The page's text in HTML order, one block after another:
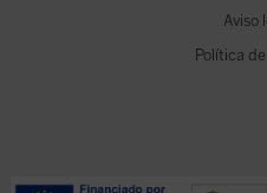
Aviso
Política